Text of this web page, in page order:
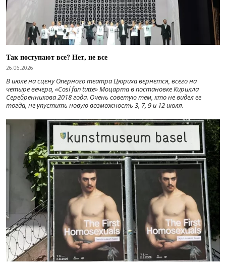
Так поступают все? Нет, не все
26.06.2026
В июле на сцену Оперного театра Цюриха вернется, всего на
четыре вечера, «Cosí fan tutte» Моцарта в постановке Кирилла
Серебренникова 2018 года. Очень советую тем, кто не видел ее
тогда, не упустить новую возможность 3, 7, 9 и 12 июля.